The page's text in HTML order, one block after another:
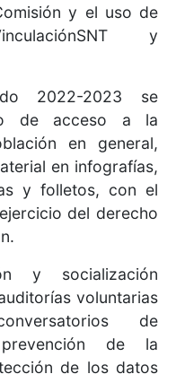
y el uso de
y
2022-2023 se
de acceso a la
en general,
en infografías,
y folletos, con el
del derecho
y socialización
voluntarias
de
de la
de los datos